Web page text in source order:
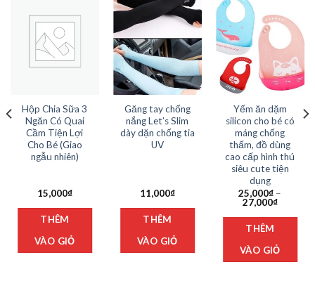
Hộp Chia Sữa 3
Ngăn Có Quai
Cầm Tiện Lợi
Cho Bé (Giao
ngẫu nhiên)
15,000₫
THÊM
VÀO GIỎ
Găng tay chống
nắng Let’s Slim
dày dặn chống tia
UV
11,000₫
THÊM
VÀO GIỎ
Yếm ăn dặm
silicon cho bé có
máng chống
thấm, đồ dùng
cao cấp hình thú
siêu cute tiện
dụng
25,000₫ –
27,000₫Khoảng
từ
27,000₫
THÊM
VÀO GIỎ